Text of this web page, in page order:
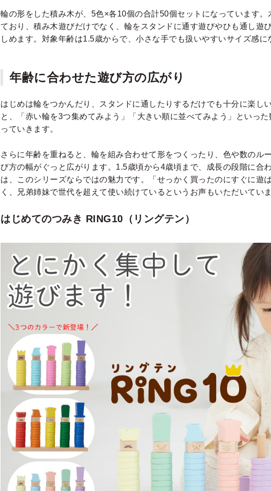
輪の形をした積み木が、5色×各10個の合計50個セットになっています
ており、積み木遊びだけでなく、輪をスタンドに通す遊びやひも通し遊
しめます。対象年齢は1.5歳からで、小さな手でも扱いやすいサイズ感に
年齢に合わせた遊び方の広がり
はじめは輪をつかんだり、スタンドに通したりするだけでも十分に楽し
と、「赤い輪を3つ集めてみよう」「大きい順に並べてみよう」といっ
っていきます。
さらに年齢を重ねると、輪を組み合わせて形をつくったり、色や数のル
び方の幅がぐっと広がります。1.5歳頃から4歳頃まで、成長の段階に合
は、このシリーズならではの魅力です。「せっかく買ったのにすぐに遊
く、兄弟姉妹で世代を超えて使い続けているというお声もいただいていま
はじめてのつみき RING10（リングテン）